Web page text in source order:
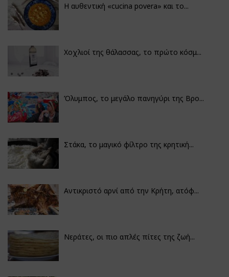
Η αυθεντική «cucina povera» και το...
Χοχλιοί της θάλασσας, το πρώτο κόσμ...
Όλυμπος, το μεγάλο πανηγύρι της Βρο...
Στάκα, το μαγικό φίλτρο της κρητική...
Αντικριστό αρνί από την Κρήτη, ατόφ...
Νεράτες, οι πιο απλές πίτες της ζωή...